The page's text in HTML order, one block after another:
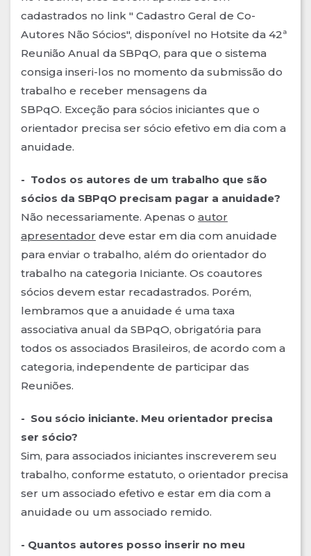
cadastrados no link " Cadastro Geral de Co-
Autores Não Sócios", disponível no Hotsite da 42ª
Reunião Anual da SBPqO, para que o sistema
consiga inseri-los no momento da submissão do
trabalho e receber mensagens da
SBPqO. Exceção para sócios iniciantes que o
orientador precisa ser sócio efetivo em dia com a
anuidade.
- Todos os autores de um trabalho que são
sócios da SBPqO precisam pagar a anuidade?
Não necessariamente. Apenas o autor
apresentador deve estar em dia com anuidade
para enviar o trabalho, além do orientador do
trabalho na categoria Iniciante. Os coautores
sócios devem estar recadastrados. Porém,
lembramos que a anuidade é uma taxa
associativa anual da SBPqO, obrigatória para
todos os associados Brasileiros, de acordo com a
categoria, independente de participar das
Reuniões.
- Sou sócio iniciante. Meu orientador precisa
ser sócio?
Sim, para associados iniciantes inscreverem seu
trabalho, conforme estatuto, o orientador precisa
ser um associado efetivo e estar em dia com a
anuidade ou um associado remido.
- Quantos autores posso inserir no meu